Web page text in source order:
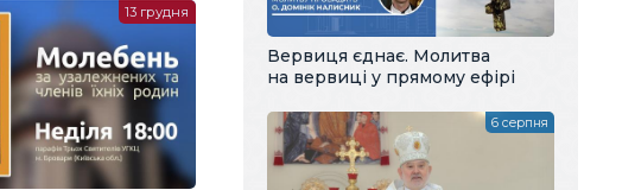
13 грудня
Вервиця єднає. Молитва
на вервиці у прямому ефірі
6 серпня